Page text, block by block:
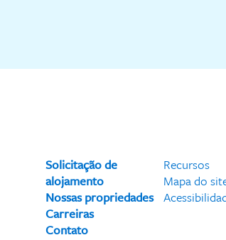
Solicitação de
alojamento
Nossas propriedades
Carreiras
Contato
Recursos
Mapa do